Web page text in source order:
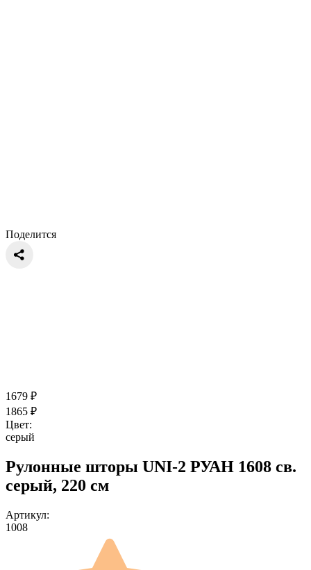
Поделится
1679 ₽
1865 ₽
Цвет:
серый
Рулонные шторы UNI-2 РУАН 1608 св.
серый, 220 см
Артикул:
1008